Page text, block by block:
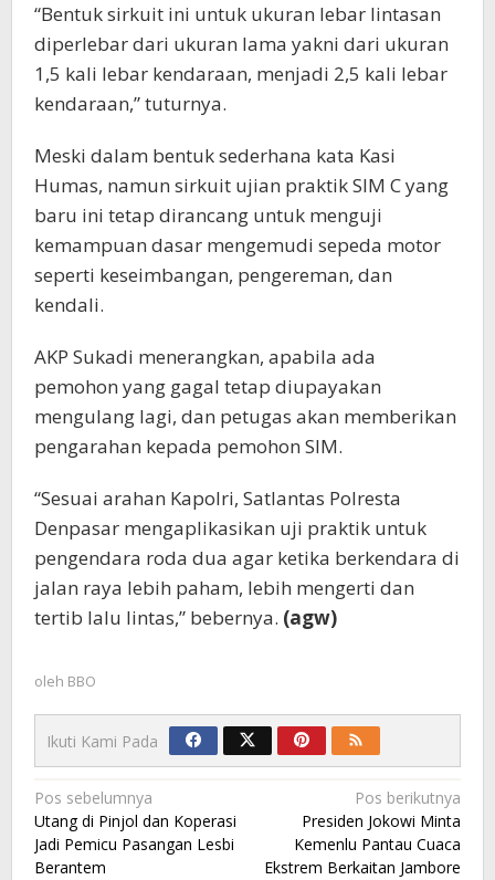
“Bentuk sirkuit ini untuk ukuran lebar lintasan
diperlebar dari ukuran lama yakni dari ukuran
1,5 kali lebar kendaraan, menjadi 2,5 kali lebar
kendaraan,” tuturnya.
Meski dalam bentuk sederhana kata Kasi
Humas, namun sirkuit ujian praktik SIM C yang
baru ini tetap dirancang untuk menguji
kemampuan dasar mengemudi sepeda motor
seperti keseimbangan, pengereman, dan
kendali.
AKP Sukadi menerangkan, apabila ada
pemohon yang gagal tetap diupayakan
mengulang lagi, dan petugas akan memberikan
pengarahan kepada pemohon SIM.
“Sesuai arahan Kapolri, Satlantas Polresta
Denpasar mengaplikasikan uji praktik untuk
pengendara roda dua agar ketika berkendara di
jalan raya lebih paham, lebih mengerti dan
tertib lalu lintas,” bebernya. (agw)
oleh BBO
Ikuti Kami Pada
Navigasi
pos
Pos sebelumnya
Utang di Pinjol dan Koperasi
Jadi Pemicu Pasangan Lesbi
Berantem
Pos berikutnya
Presiden Jokowi Minta
Kemenlu Pantau Cuaca
Ekstrem Berkaitan Jambore